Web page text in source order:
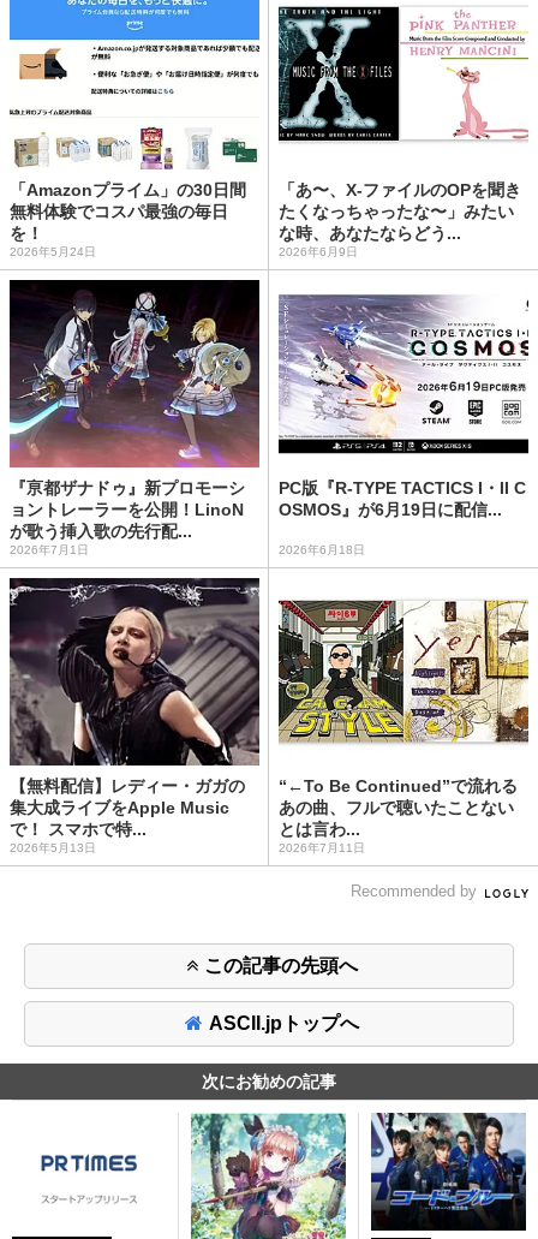
「Amazonプライム」の30日間
無料体験でコスパ最強の毎日
を！
2026年5月24日
「あ〜、X-ファイルのOPを聞き
たくなっちゃったな〜」みたい
な時、あなたならどう...
2026年6月9日
『亰都ザナドゥ』新プロモーシ
ョントレーラーを公開！LinoN
が歌う挿入歌の先行配...
2026年7月1日
PC版『R-TYPE TACTICS I・II C
OSMOS』が6月19日に配信...
2026年6月18日
【無料配信】レディー・ガガの
集大成ライブをApple Music
で！ スマホで特...
2026年5月13日
“←To Be Continued”で流れる
あの曲、フルで聴いたことない
とは言わ...
2026年7月11日
Recommended by
この記事の先頭へ
ASCII.jpトップへ
次にお勧めの記事